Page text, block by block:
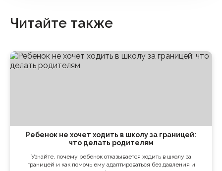
Читайте также
Ребенок не хочет ходить в школу за границей:
что делать родителям
Узнайте, почему ребенок отказывается ходить в школу за
границей и как помочь ему адаптироваться без давления и